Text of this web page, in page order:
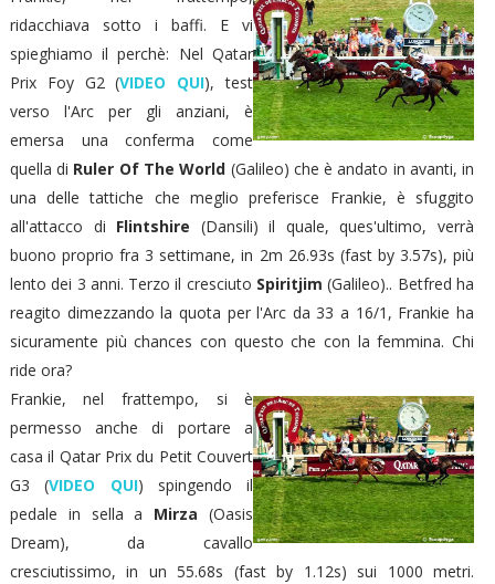
ridacchiava sotto i baffi. E vi
spieghiamo il perchè: Nel Qatar
Prix Foy G2 (VIDEO QUI), test
verso l'Arc per gli anziani, è
emersa una conferma come
quella di Ruler Of The World (Galileo) che è andato in avanti, in
una delle tattiche che meglio preferisce Frankie, è sfuggito
all'attacco di Flintshire (Dansili) il quale, ques'ultimo, verrà
buono proprio fra 3 settimane, in 2m 26.93s (fast by 3.57s), più
lento dei 3 anni. Terzo il cresciuto Spiritjim (Galileo).. Betfred ha
reagito dimezzando la quota per l'Arc da 33 a 16/1, Frankie ha
sicuramente più chances con questo che con la femmina. Chi
ride ora?
Frankie, nel frattempo, si è
permesso anche di portare a
casa il Qatar Prix du Petit Couvert
G3 (VIDEO QUI) spingendo il
pedale in sella a Mirza (Oasis
Dream), da cavallo
cresciutissimo, in un 55.68s (fast by 1.12s) sui 1000 metri.